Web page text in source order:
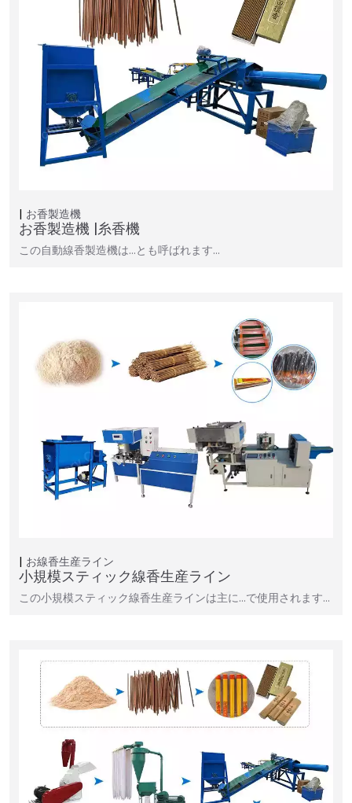
お香製造機
お香製造機 |糸香機
この自動線香製造機は…とも呼ばれます…
お線香生産ライン
小規模スティック線香生産ライン
この小規模スティック線香生産ラインは主に…で使用されます…